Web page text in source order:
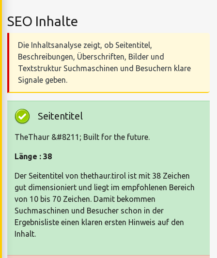
SEO Inhalte
Die Inhaltsanalyse zeigt, ob Seitentitel,
Beschreibungen, Überschriften, Bilder und
Textstruktur Suchmaschinen und Besuchern klare
Signale geben.
Seitentitel
TheThaur &#8211; Built for the future.
Länge : 38
Der Seitentitel von thethaur.tirol ist mit 38 Zeichen
gut dimensioniert und liegt im empfohlenen Bereich
von 10 bis 70 Zeichen. Damit bekommen
Suchmaschinen und Besucher schon in der
Ergebnisliste einen klaren ersten Hinweis auf den
Inhalt.